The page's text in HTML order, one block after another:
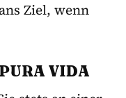
Ziel, wenn
VIDA